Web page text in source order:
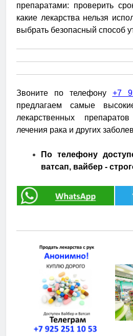
препаратами: проверить
какие лекарства нельзя
выбрать безопасный способ
Звоните по телефону +7
предлагаем самые
лекарственных
лечения рака и других
По телефону
ватсап, вайбер -